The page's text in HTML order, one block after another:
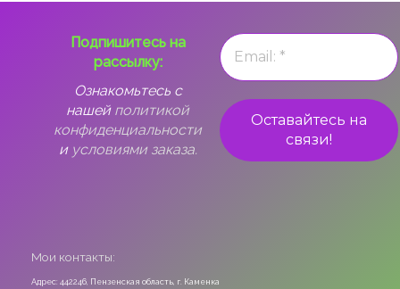
Подпишитесь на
рассылку:
Ознакомьтесь с
нашей политикой
конфиденциальности
и условиями заказа.
Мои контакты:
Адрес: 442246, Пензенская область, г. Каменка